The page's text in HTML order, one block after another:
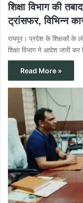
शिक्षा विभाग की
ट्रांसफर, विभिन्न
रायपुर। प्रदेश के शिक्षकों के
शिक्षा विभाग ने आदेश जारी कर
Read More »